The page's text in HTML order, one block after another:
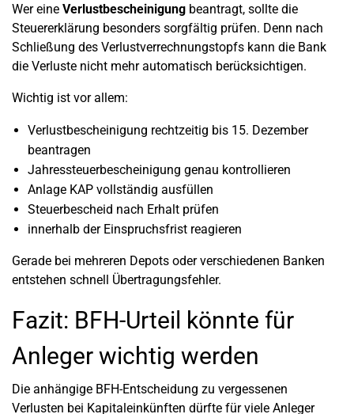
Wer eine Verlustbescheinigung beantragt, sollte die
Steuererklärung besonders sorgfältig prüfen. Denn nach
Schließung des Verlustverrechnungstopfs kann die Bank
die Verluste nicht mehr automatisch berücksichtigen.
Wichtig ist vor allem:
Verlustbescheinigung rechtzeitig bis 15. Dezember
beantragen
Jahressteuerbescheinigung genau kontrollieren
Anlage KAP vollständig ausfüllen
Steuerbescheid nach Erhalt prüfen
innerhalb der Einspruchsfrist reagieren
Gerade bei mehreren Depots oder verschiedenen Banken
entstehen schnell Übertragungsfehler.
Fazit: BFH-Urteil könnte für
Anleger wichtig werden
Die anhängige BFH-Entscheidung zu vergessenen
Verlusten bei Kapitaleinkünften dürfte für viele Anleger